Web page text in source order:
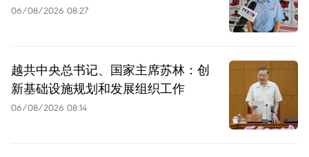
06/08/2026 08:27
越共中央总书记、国家主席苏林：创
新基础设施规划和发展组织工作
06/08/2026 08:14